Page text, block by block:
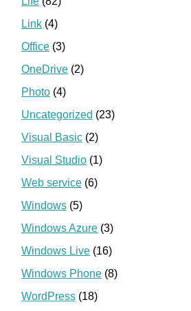
Link (4)
Office (3)
OneDrive (2)
Photo (4)
Uncategorized (23)
Visual Basic (2)
Visual Studio (1)
Web service (6)
Windows (5)
Windows Azure (3)
Windows Live (16)
Windows Phone (8)
WordPress (18)